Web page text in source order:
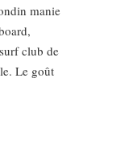
manie
club de
Le goût